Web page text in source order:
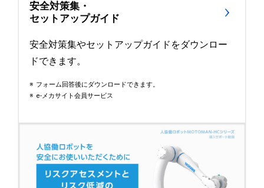
安全対策集・
セットアップガイド
安全対策集やセットアップガイドをダウンロー
ドできます。
フォーム回答後にダウンロードできます。
e-メカサイト会員サービス